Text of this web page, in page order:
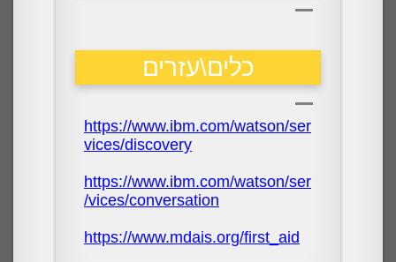
כלים\עזרים
https://www.ibm.com/watson/ser
vices/discovery
https://www.ibm.com/watson/ser
vices/conversation/
https://www.mdais.org/first_aid